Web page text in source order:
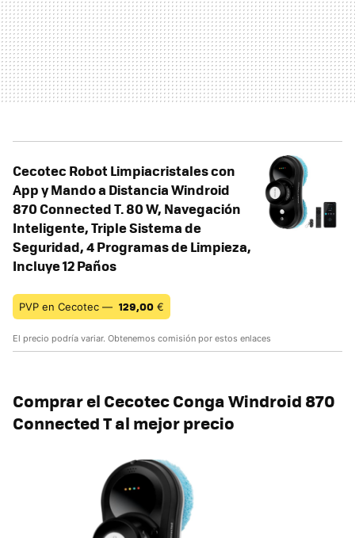
Cecotec Robot Limpiacristales con
App y Mando a Distancia Windroid
870 Connected T. 80 W, Navegación
Inteligente, Triple Sistema de
Seguridad, 4 Programas de Limpieza,
Incluye 12 Paños
PVP en Cecotec — 129,00 €
El precio podría variar. Obtenemos comisión por estos enlaces
Comprar el Cecotec Conga Windroid 870
Connected T al mejor precio